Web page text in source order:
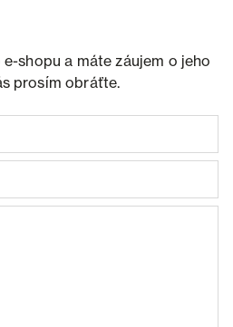
shopu a máte záujem o jeho
prosím obráťte.